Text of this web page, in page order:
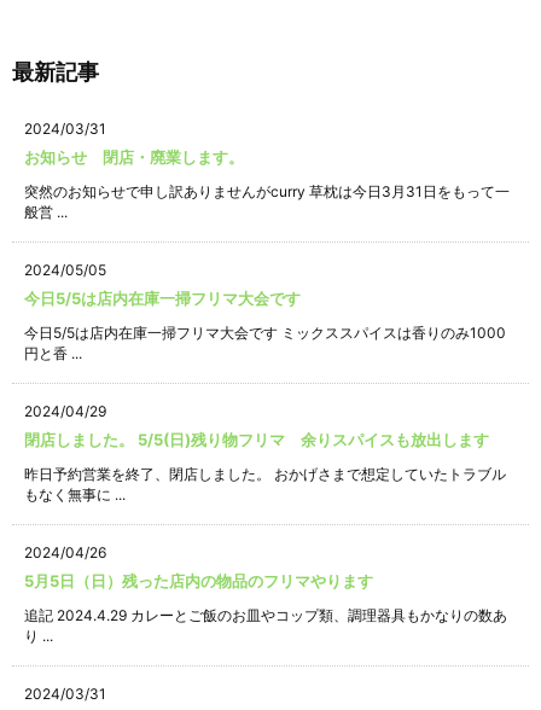
最新記事
2024/03/31
お知らせ 閉店・廃業します。
突然のお知らせで申し訳ありませんがcurry 草枕は今日3月31日をもって一
般営 ...
2024/05/05
今日5/5は店内在庫一掃フリマ大会です
今日5/5は店内在庫一掃フリマ大会です ミックススパイスは香りのみ1000
円と香 ...
2024/04/29
閉店しました。 5/5(日)残り物フリマ 余りスパイスも放出します
昨日予約営業を終了、閉店しました。 おかげさまで想定していたトラブル
もなく無事に ...
2024/04/26
5月5日（日）残った店内の物品のフリマやります
追記 2024.4.29 カレーとご飯のお皿やコップ類、調理器具もかなりの数あ
り ...
2024/03/31